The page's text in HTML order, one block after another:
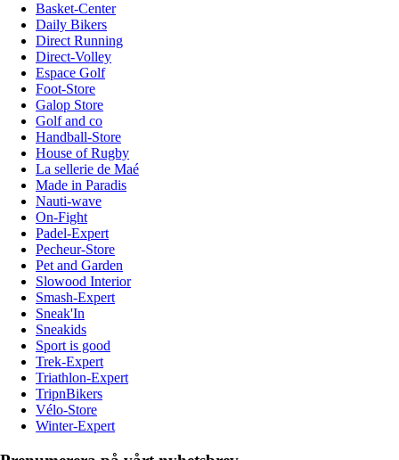
Basket-Center
Daily Bikers
Direct Running
Direct-Volley
Espace Golf
Foot-Store
Galop Store
Golf and co
Handball-Store
House of Rugby
La sellerie de Maé
Made in Paradis
Nauti-wave
On-Fight
Padel-Expert
Pecheur-Store
Pet and Garden
Slowood Interior
Smash-Expert
Sneak'In
Sneakids
Sport is good
Trek-Expert
Triathlon-Expert
TripnBikers
Vélo-Store
Winter-Expert